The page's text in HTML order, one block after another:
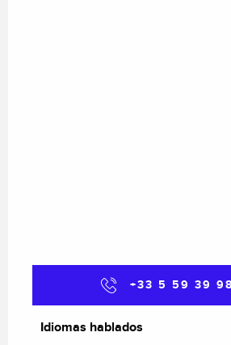
+33 5 59 39
Idiomas hablados
Idiomas hablados